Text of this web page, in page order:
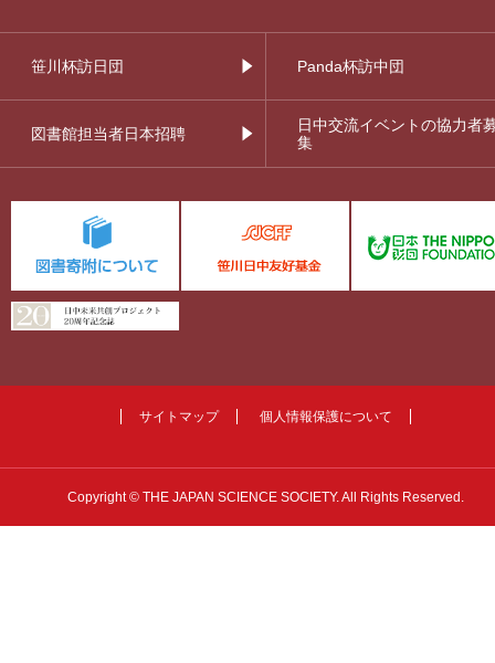
笹川杯訪日団 Panda杯訪中団
図書館担当者日本招聘
日中交流イベントの協力者
集
サイトマップ 個人情報保護について
Copyright © THE JAPAN SCIENCE SOCIETY. All Rights Reserved.